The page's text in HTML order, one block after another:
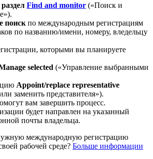
Find and monitor («Поиск и
поиск по международным регистрациям
по названию/имени, номеру, вледельцу
которыми вы планируете
selected («Управление выбранными
Appoint/replace representative
заменить представителя»).
вам завершить процесс.
будет направлен на указанный
почты владельца.
международную регистрацию
рабочей среде? Больше информации